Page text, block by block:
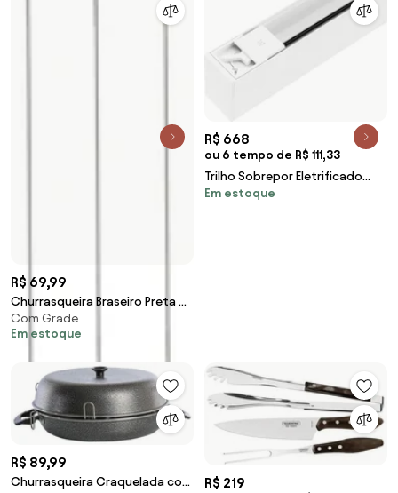
R$ 69,99
Churrasqueira Braseiro Preta 4
Peças
Com Grade
Em estoque
R$ 668
ou 6 tempo de R$ 111,33
Trilho Sobrepor Eletrificado
Aluminio Branco 2M Trace
Em estoque
R$ 89,99
Churrasqueira Craquelada com
R$ 219